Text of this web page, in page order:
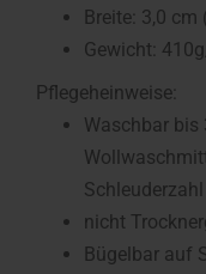
Breite: 3,0
Gewicht:
Pflegeheinweise:
Waschbar
Schleuderzahl
nicht
Bügelbar auf